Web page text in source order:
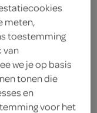
meten,
toestemming
van
we je op basis
tonen die
en
voor het